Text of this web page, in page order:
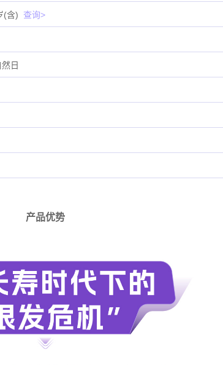
(含) 查询>
日
产品优势